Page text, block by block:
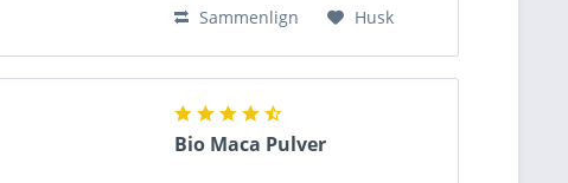
Sammenlign Husk
Bio Maca Pulver